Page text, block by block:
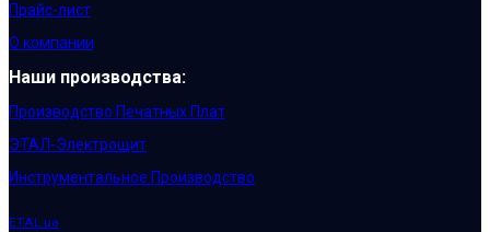
Прайс-лист
О компании
Наши производства:
Производство Печатных Плат
ЭТАЛ-Электрощит
Инструментальное Производство
ETAL.ua